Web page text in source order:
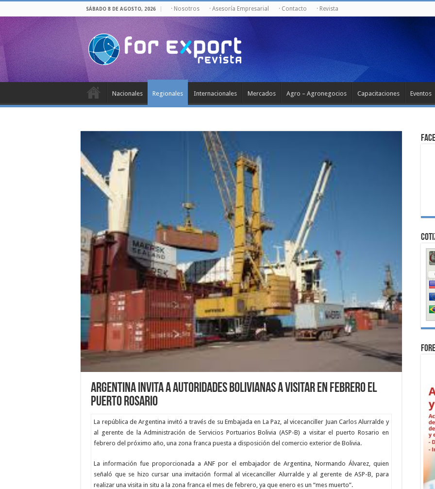
SÁBADO 8 DE AGOSTO, 2026 · Nosotros · Asesoría Empresarial · Contacto · Revista
Nacionales Regionales Internacionales Mercados Agro – Agronegocios Capacitaciones Eventos
Argentina invita a autoridades bolivianas a visitar en febrero el
puerto Rosario
La república de Argentina invitó a través de su Embajada en La Paz, al vicecanciller Juan Carlos Alurralde y
al gerente de la Administración de Servicios Portuarios Bolivia (ASP-B) a visitar el puerto Rosario en
febrero del próximo año, una zona franca puesta a disposición del comercio exterior de Bolivia.
La información fue proporcionada a ANF por el embajador de Argentina, Normando Álvarez, quien
señaló que se hizo cursar una invitación formal al vicecanciller Alurralde y al gerente de ASP-B, para
realizar una visita in situ a la zona franca el mes de febrero, ya que enero es un “mes muerto”.